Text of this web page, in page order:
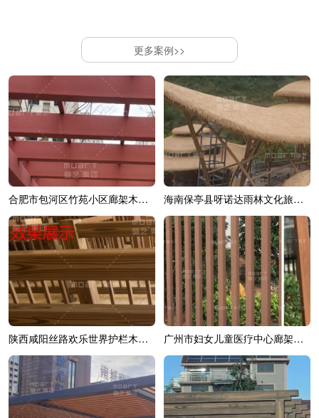
更多案例>>
合肥市包河区竹苑小区廊架木纹漆效果展示 海南保亭县呀诺达雨林文化旅游区综合造...
陕西咸阳丝路欢乐世界护栏木纹漆效果展示 广州市妇女儿童医疗中心廊架木纹漆效果展示